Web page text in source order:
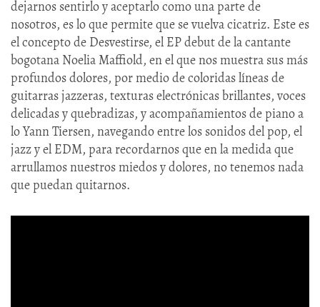
dejarnos sentirlo y aceptarlo como una parte de
nosotros, es lo que permite que se vuelva cicatriz. Este es
el concepto de Desvestirse, el EP debut de la cantante
bogotana Noelia Maffiold, en el que nos muestra sus más
profundos dolores, por medio de coloridas líneas de
guitarras jazzeras, texturas electrónicas brillantes, voces
delicadas y quebradizas, y acompañamientos de piano a
lo Yann Tiersen, navegando entre los sonidos del pop, el
jazz y el EDM, para recordarnos que en la medida que
arrullamos nuestros miedos y dolores, no tenemos nada
que puedan quitarnos.